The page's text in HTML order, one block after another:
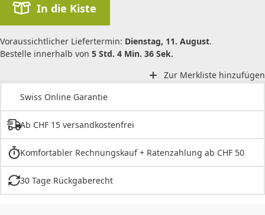
In die Kiste
Voraussichtlicher Liefertermin: Dienstag, 11. August.
Bestelle innerhalb von 5 Std. 4 Min. 36 Sek.
Zur Merkliste hinzufügen
Swiss Online Garantie
Ab CHF 15 versandkostenfrei
Komfortabler Rechnungskauf + Ratenzahlung ab CHF 50
30 Tage Rückgaberecht